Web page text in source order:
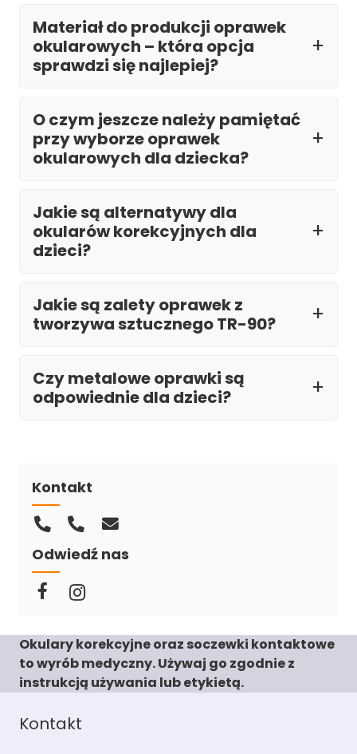
Materiał do produkcji oprawek
okularowych – która opcja
sprawdzi się najlepiej?
O czym jeszcze należy pamiętać
przy wyborze oprawek
okularowych dla dziecka?
Jakie są alternatywy dla
okularów korekcyjnych dla
dzieci?
Jakie są zalety oprawek z
tworzywa sztucznego TR-90?
Czy metalowe oprawki są
odpowiednie dla dzieci?
Kontakt
Odwiedź nas
Okulary korekcyjne oraz soczewki kontaktowe
to wyrób medyczny. Używaj go zgodnie z
instrukcją używania lub etykietą.
Kontakt